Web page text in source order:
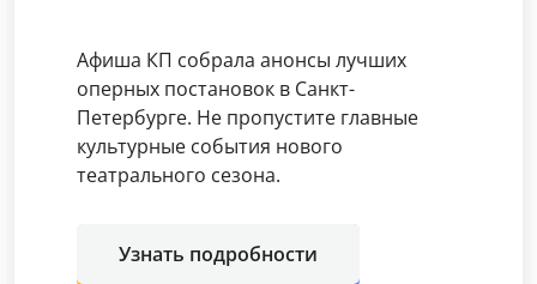
Афиша КП собрала анонсы лучших
оперных постановок в Санкт-
Петербурге. Не пропустите главные
культурные события нового
театрального сезона.
Узнать подробности